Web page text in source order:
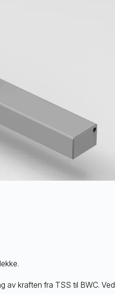
av kraften fra TSS til BWC. Ved